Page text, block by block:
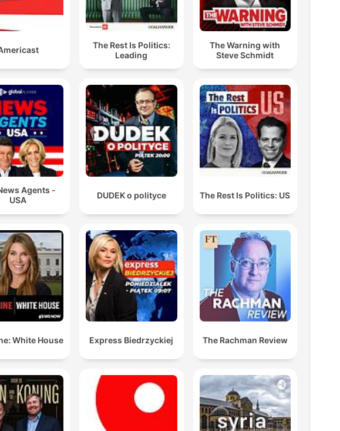
The Rest Is Politics:
Leading
The Warning with
Steve Schmidt
Agents -
USA
DUDEK o polityce The Rest Is Politics: US
White House Express Biedrzyckiej The Rachman Review